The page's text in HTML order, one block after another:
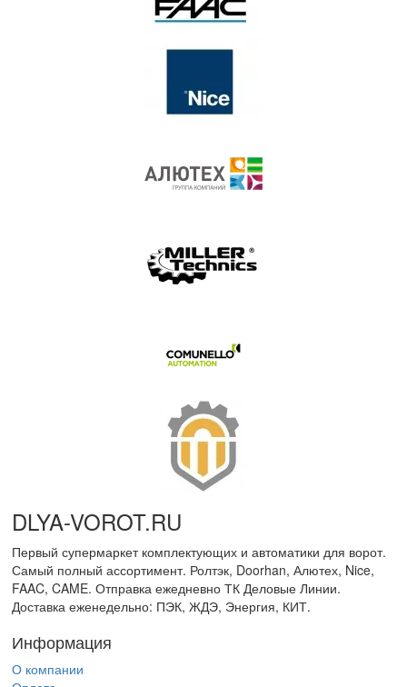
DLYA-VOROT.RU
Первый супермаркет комплектующих и автоматики для ворот.
Самый полный ассортимент. Ролтэк, Doorhan, Алютех, Nice,
FAAC, CAME. Отправка ежедневно ТК Деловые Линии.
Доставка еженедельно: ПЭК, ЖДЭ, Энергия, КИТ.
Информация
О компании